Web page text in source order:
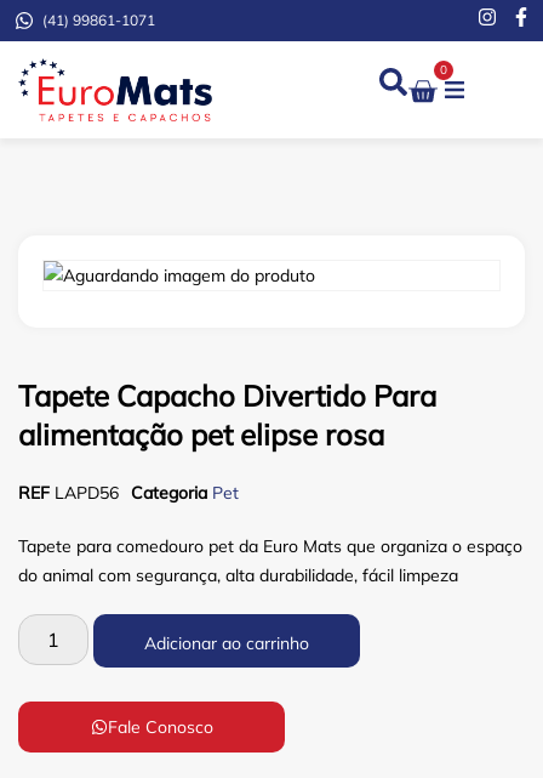
(41) 99861-1071
0
Tapete Capacho Divertido Para
alimentação pet elipse rosa
REF LAPD56 Categoria Pet
Tapete para comedouro pet da Euro Mats que organiza o espaço
do animal com segurança, alta durabilidade, fácil limpeza
Adicionar ao carrinho
Fale Conosco